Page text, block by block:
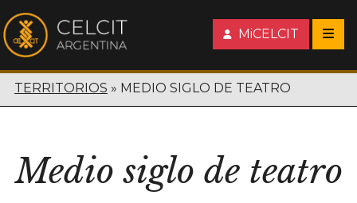
MiCELCIT
TERRITORIOS MEDIO SIGLO DE TEATRO
Medio siglo de teatro